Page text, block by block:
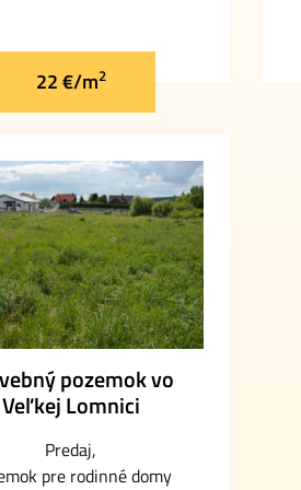
22 €/m2
pozemok vo
Veľkej Lomnici
Predaj
pre rodinné domy